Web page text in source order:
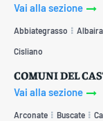
Vai alla sezione
Abbiategrasso
Cisliano
COMUNI DEL
Vai alla sezione
Arconate Buscate